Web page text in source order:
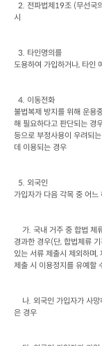
  2.
전파법제 19조 (무선국
시
  3.
타인명의를
도용하여 가입하거나, 타인
  4.
이동전화
불법복제 방지를 위해 운용
해 필요하다고 판단되는 경
등으로 부정사용이 우려되
데 이용되는 경우
  5.
외국인
가입자가 다음 각목 중 어
가. 국내 거주 중 합법 체
경과한 경우(단, 합법체류
있는 서류 제출시 제외하며,
제출 시 이용정지를 유예할
나. 외국인 가입자가 사
은 경우